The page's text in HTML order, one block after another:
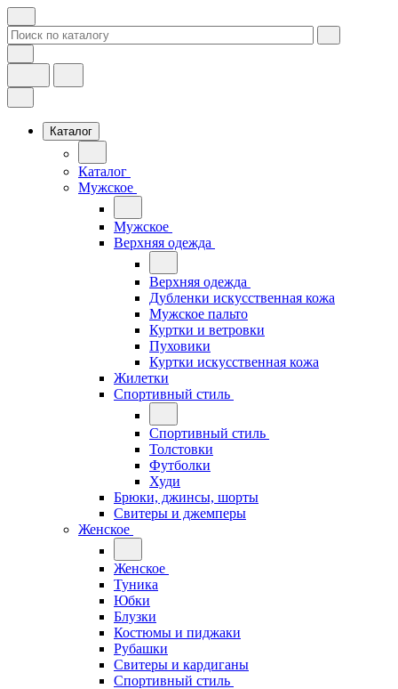
Каталог
Каталог
Мужское
Мужское
Верхняя одежда
Верхняя одежда
Дубленки искусственная кожа
Мужское пальто
Куртки и ветровки
Пуховики
Куртки искусственная кожа
Жилетки
Спортивный стиль
Спортивный стиль
Толстовки
Футболки
Худи
Брюки, джинсы, шорты
Свитеры и джемперы
Женское
Женское
Туника
Юбки
Блузки
Костюмы и пиджаки
Рубашки
Свитеры и кардиганы
Спортивный стиль